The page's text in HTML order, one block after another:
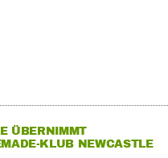
ÜBERNIMMT
KLUB NEWCASTLE